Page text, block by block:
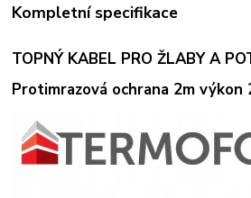
Kompletní specifikace
TOPNÝ KABEL PRO ŽLABY A
Protimrazová ochrana 2m výkon